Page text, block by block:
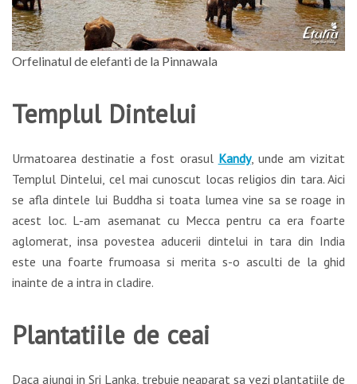
Orfelinatul de elefanti de la Pinnawala
Templul Dintelui
Urmatoarea destinatie a fost orasul Kandy, unde am vizitat
Templul Dintelui, cel mai cunoscut locas religios din tara. Aici
se afla dintele lui Buddha si toata lumea vine sa se roage in
acest loc. L-am asemanat cu Mecca pentru ca era foarte
aglomerat, insa povestea aducerii dintelui in tara din India
este una foarte frumoasa si merita s-o asculti de la ghid
inainte de a intra in cladire.
Plantatiile de ceai
Daca ajungi in Sri Lanka, trebuie neaparat sa vezi plantatiile de